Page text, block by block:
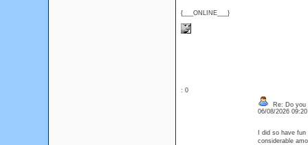
{___ONLINE___}
: 0
Re: Do you
06/08/2026
I did so have
considerable